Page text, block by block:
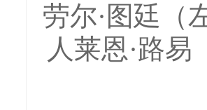
劳尔·图廷（
人莱恩·路